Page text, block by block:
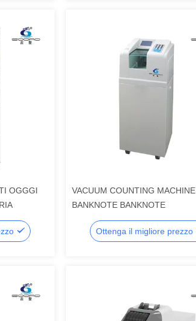
OGGGI
VACUUM COUNTING MACHINE
BANKNOTE BANKNOTE
Ottenga il migliore prezzo